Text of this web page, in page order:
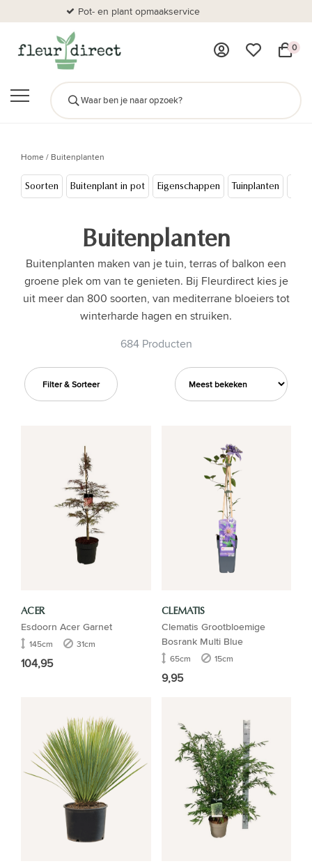
Pot- en plant opmaakservice
0
Home/ Buitenplanten
Soorten Buitenplant in pot Eigenschappen Tuinplanten
Buitenplanten
Buitenplanten maken van je tuin, terras of balkon een
groene plek om van te genieten. Bij Fleurdirect kies je
uit meer dan 800 soorten, van mediterrane bloeiers tot
winterharde hagen en struiken.
684 Producten
Filter & Sorteer
ACER
Esdoorn Acer Garnet
145cm 31cm
104,95
CLEMATIS
Clematis Grootbloemige
Bosrank Multi Blue
65cm 15cm
9,95